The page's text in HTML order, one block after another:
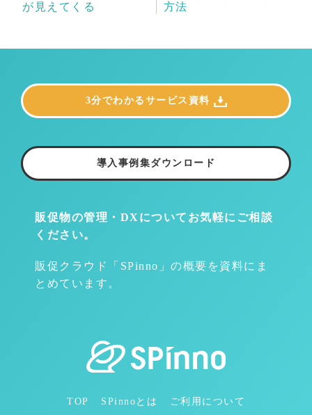
が見えてくる
方法
販促物の管理・DXについて お気軽にご相談
ください。
販促クラウド「SPinno」の概要を資料にま
とめています。
3分でわかるサービス資料
導入事例集ダウンロード
TOP SPinnoとは
ご利用について